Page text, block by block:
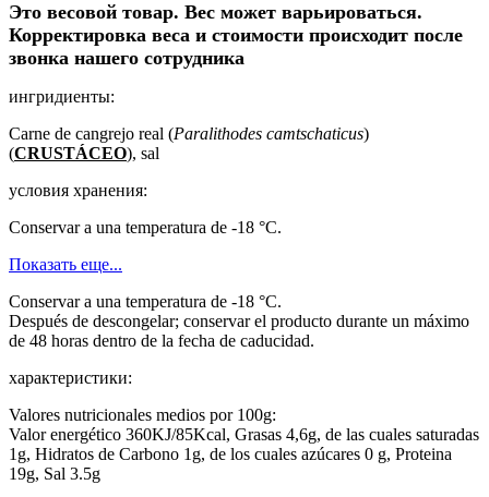
Это весовой товар. Вес может варьироваться.
Корректировка веса и стоимости происходит после
звонка нашего сотрудника
ингридиенты:
Carne de cangrejo real (Paralithodes camtschaticus)
(CRUSTÁCEO), sal
условия хранения:
Conservar a una temperatura de -18 °C.
Показать еще...
Conservar a una temperatura de -18 °C.
Después de descongelar; conservar el producto durante un máximo
de 48 horas dentro de la fecha de caducidad.
характеристики:
Valores nutricionales medios por 100g:
Valor energético 360KJ/85Kcal, Grasas 4,6g, de las cuales saturadas
1g, Hidratos de Carbono 1g, de los cuales azúcares 0 g, Proteina
19g, Sal 3.5g